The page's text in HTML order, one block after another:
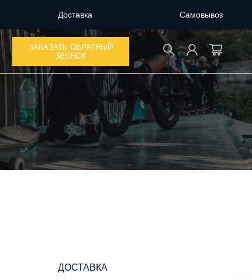
Доставка Самовывоз
ЗАКАЗАТЬ ОБРАТНЫЙ
ЗВОНОК
ДОСТАВКА